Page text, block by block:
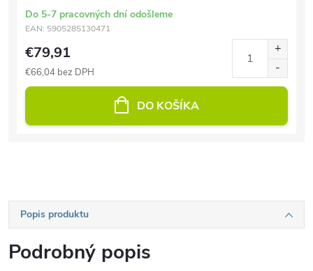
Do 5-7 pracovných dní odošleme
EAN: 5905285130471
€79,91
€66,04 bez DPH
DO KOŠÍKA
Popis produktu
Podrobný popis